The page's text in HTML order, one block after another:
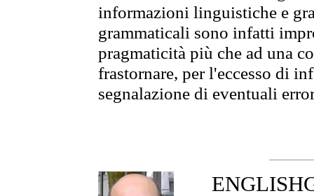
informazioni linguistiche e
grammaticali sono infatti
pragmaticità più che ad una
frastornare, per l'eccesso di
segnalazione di eventuali